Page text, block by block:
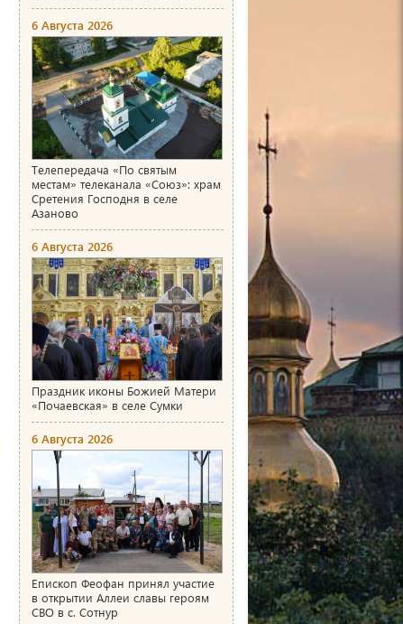
6 Августа 2026
Телепередача «По святым
местам» телеканала «Союз»: храм
Сретения Господня в селе
Азаново
6 Августа 2026
Праздник иконы Божией Матери
«Почаевская» в селе Сумки
6 Августа 2026
Епископ Феофан принял участие
в открытии Аллеи славы героям
СВО в с. Сотнур